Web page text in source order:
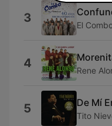
3 El
4 Rene
5 De Mí
Tito